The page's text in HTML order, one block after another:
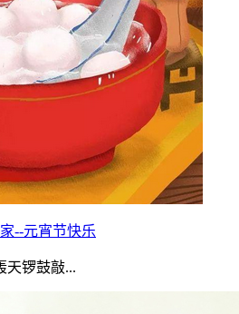
--元宵节快乐
锣鼓敲...